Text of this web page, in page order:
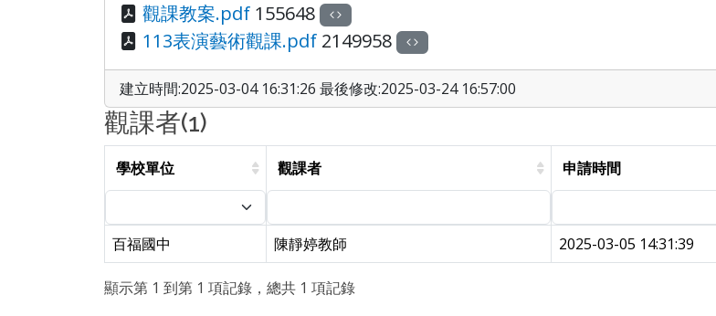
觀課教案.pdf 155648
113表演藝術觀課.pdf 2149958
建立時間:2025-03-04 16:31:26 最後修改:2025-03-24 16:57:00
觀課者(1)
學校單位 觀課者 申請時間
百福國中 陳靜婷教師 2025-03-05 14:31:39
顯示第 1 到第 1 項記錄，總共 1 項記錄